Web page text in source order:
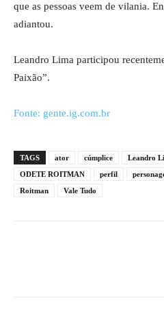
que as pessoas veem de vilania.
adiantou.
Leandro Lima participou
Paixão”.
Fonte: gente.ig.com.br
TAGS ator cúmplice Leandro
ODETE ROITMAN
perfil
Roitman
Vale Tudo